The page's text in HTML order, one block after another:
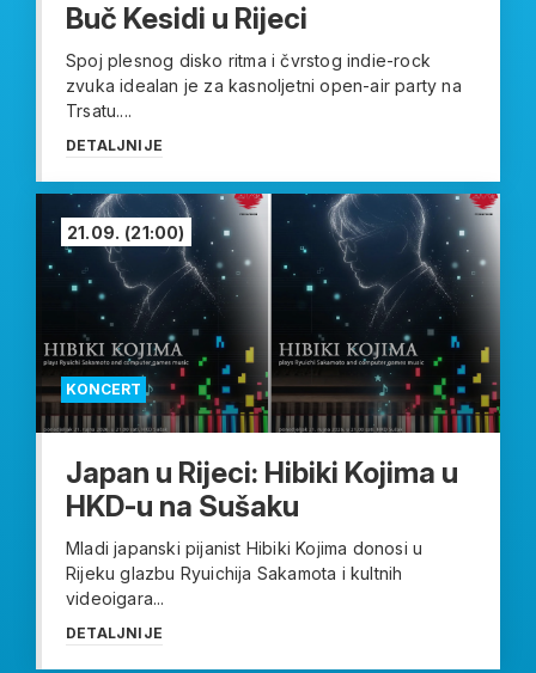
Buč Kesidi u Rijeci
Spoj plesnog disko ritma i čvrstog indie-rock
zvuka idealan je za kasnoljetni open-air party na
Trsatu....
DETALJNIJE
KONCERT
21.09. (21:00)
Japan u Rijeci: Hibiki Kojima u
HKD-u na Sušaku
Mladi japanski pijanist Hibiki Kojima donosi u
Rijeku glazbu Ryuichija Sakamota i kultnih
videoigara...
DETALJNIJE